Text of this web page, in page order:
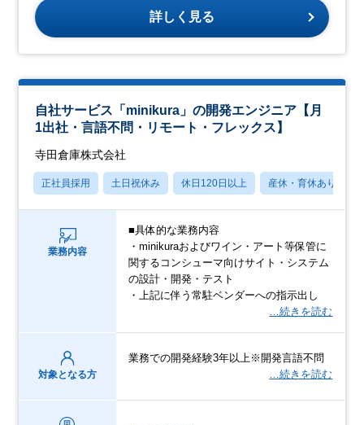
詳しく見る
自社サービス「minikura」の開発エンジニア【月
1出社・言語不問・リモート・フレックス】
寺田倉庫株式会社
正社員採用 土日祝休み 休日120日以上 産休・育休あり
業務内容
■具体的な業務内容
・minikuraおよびワイン・アート等保管に
関するコンシューマ向けサイト・システム
の設計・開発・テスト
・上記に伴う常駐ベンダーへの指示出し
…続きを読む
対象となる方
業務での開発経験3年以上※開発言語不問
…続きを読む